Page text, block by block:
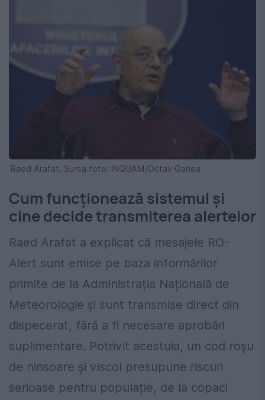
Raed Arafat. Sursa foto: INQUAM/Octav Ganea
Cum funcționează sistemul și
cine decide transmiterea alertelor
Raed Arafat a explicat că mesajele RO-
Alert sunt emise pe baza informărilor
primite de la Administrația Națională de
Meteorologie și sunt transmise direct din
dispecerat, fără a fi necesare aprobări
suplimentare. Potrivit acestuia, un cod roșu
de ninsoare și viscol presupune riscuri
serioase pentru populație, de la copaci